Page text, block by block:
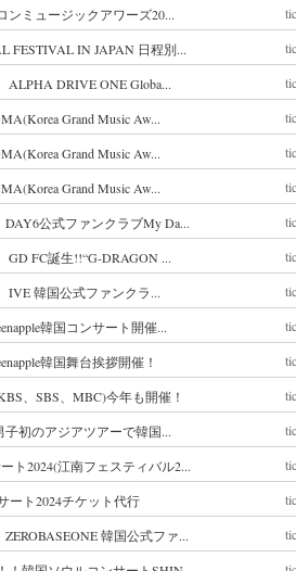
ンミュージックアワーズ20...
FESTIVAL IN JAPAN 日程別...
ALPHA DRIVE ONE Globa...
Grand Music Aw...
Grand Music Aw...
Grand Music Aw...
DAY6公式ファンクラブMy Da...
GD FC誕生!!“G-DRAGON ...
IVE 韓国公式ファンクラ...
韓国コンサート開催...
韓国舞台挨拶開催！
、SBS、MBC)今年も開催！
子初のアジアツアーで韓国...
ト2024(江南フェスティバル2...
ート2024チケット代行
ZEROBASEONE 韓国公式ファ...